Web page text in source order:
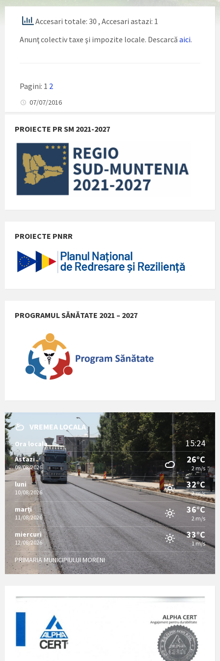
Accesari totale: 30 , Accesari astazi: 1
Anunţ colectiv taxe şi impozite locale. Descarcă aici.
Pagini: 1 2
07/07/2016
PROIECTE PR SM 2021-2027
PROIECTE PNRR
PROGRAMUL SĂNĂTATE 2021 – 2027
VREMEA LOCALA
Ora locala 15:24
Astazi
09/08/2026
26°C
2 m/s
luni
10/08/2026
32°C
2 m/s
marți
11/08/2026
36°C
2 m/s
miercuri
12/08/2026
33°C
1 m/s
PRIMARIA MUNICIPIULUI MORENI